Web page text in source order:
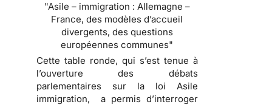
"Asile – immigration : Allemagne –
France, des modèles d’accueil
divergents, des questions
européennes communes"
Cette table ronde, qui s’est tenue à
l’ouverture des débats
parlementaires sur la loi Asile
immigration, a permis d’interroger